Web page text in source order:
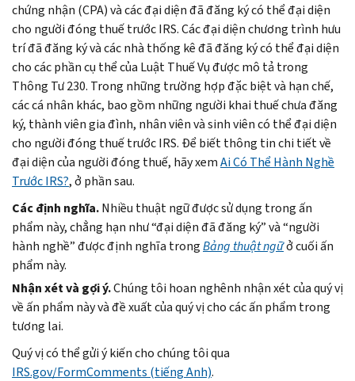
chứng nhận (CPA) và các đại diện đã đăng ký có thể đại diện
cho người đóng thuế trước IRS. Các đại diện chương trình hưu
trí đã đăng ký và các nhà thống kê đã đăng ký có thể đại diện
cho các phần cụ thể của Luật Thuế Vụ được mô tả trong
Thông Tư 230. Trong những trường hợp đặc biệt và hạn chế,
các cá nhân khác, bao gồm những người khai thuế chưa đăng
ký, thành viên gia đình, nhân viên và sinh viên có thể đại diện
cho người đóng thuế trước IRS. Để biết thông tin chi tiết về
đại diện của người đóng thuế, hãy xemAi Có Thể Hành Nghề
Trước IRS?, ở phần sau.
Các định nghĩa.Nhiều thuật ngữ được sử dụng trong ấn
phẩm này, chẳng hạn như “đại diện đã đăng ký” và “người
hành nghề” được định nghĩa trongBảng thuật ngữở cuối ấn
phẩm này.
Nhận xét và gợi ý.Chúng tôi hoan nghênh nhận xét của quý vị
về ấn phẩm này và đề xuất của quý vị cho các ấn phẩm trong
tương lai.
Quý vị có thể gửi ý kiến cho chúng tôi qua
IRS.gov/FormComments (tiếng Anh).